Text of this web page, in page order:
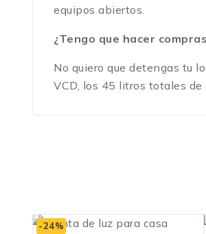
equipos abiertos.
¿Tengo que hacer
No quiero que detengas tu
VCD, los 45 litros totales
-24%